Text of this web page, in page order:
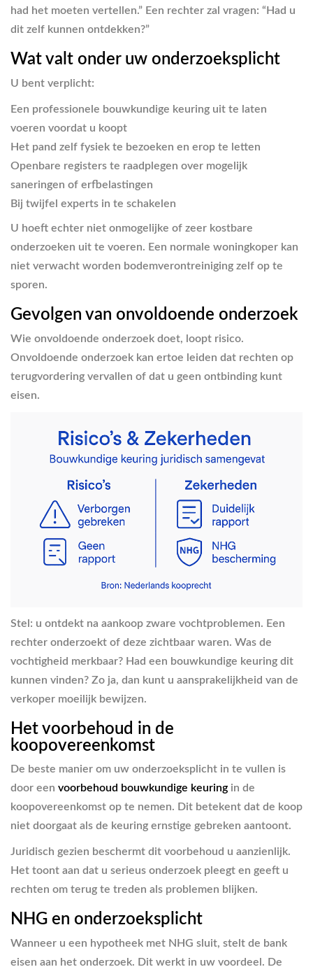
had het moeten vertellen.” Een rechter zal vragen: “Had u
dit zelf kunnen ontdekken?”
Wat valt onder uw onderzoeksplicht
U bent verplicht:
Een professionele bouwkundige keuring uit te laten
voeren voordat u koopt
Het pand zelf fysiek te bezoeken en erop te letten
Openbare registers te raadplegen over mogelijk
saneringen of erfbelastingen
Bij twijfel experts in te schakelen
U hoeft echter niet onmogelijke of zeer kostbare
onderzoeken uit te voeren. Een normale woningkoper kan
niet verwacht worden bodemverontreiniging zelf op te
sporen.
Gevolgen van onvoldoende onderzoek
Wie onvoldoende onderzoek doet, loopt risico.
Onvoldoende onderzoek kan ertoe leiden dat rechten op
terugvordering vervallen of dat u geen ontbinding kunt
eisen.
Stel: u ontdekt na aankoop zware vochtproblemen. Een
rechter onderzoekt of deze zichtbaar waren. Was de
vochtigheid merkbaar? Had een bouwkundige keuring dit
kunnen vinden? Zo ja, dan kunt u aansprakelijkheid van de
verkoper moeilijk bewijzen.
Het voorbehoud in de
koopovereenkomst
De beste manier om uw onderzoeksplicht in te vullen is
door een voorbehoud bouwkundige keuring in de
koopovereenkomst op te nemen. Dit betekent dat de koop
niet doorgaat als de keuring ernstige gebreken aantoont.
Juridisch gezien beschermt dit voorbehoud u aanzienlijk.
Het toont aan dat u serieus onderzoek pleegt en geeft u
rechten om terug te treden als problemen blijken.
NHG en onderzoeksplicht
Wanneer u een hypotheek met NHG sluit, stelt de bank
eisen aan het onderzoek. Dit werkt in uw voordeel. De